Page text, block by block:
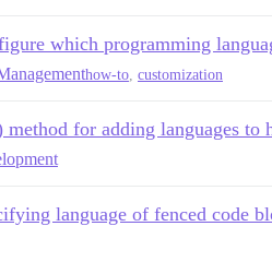
which programming
how-to customization
method for adding languages to
language of fenced code